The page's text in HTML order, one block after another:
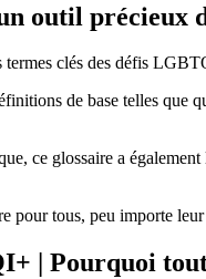
outil précieux
clés des défis
de base telles que
ce glossaire a
pour tous, peu importe
| Pourquoi